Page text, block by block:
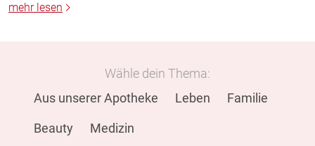
mehr lesen
Wähle dein Thema:
Aus unserer Apotheke
Leben Familie
Beauty Medizin